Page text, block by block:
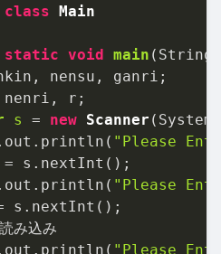
class Main
static void main
s = new Scanner
"Please
= s.nextInt();
"Please
s.nextInt();
み込み
"Please